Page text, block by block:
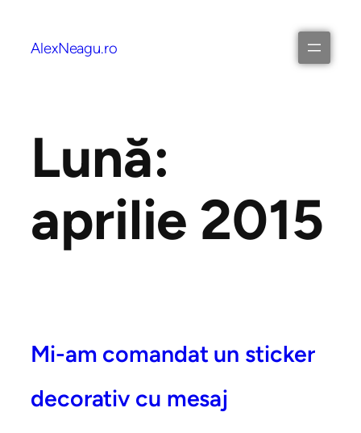
AlexNeagu.ro
Lună:
aprilie 2015
Mi-am comandat un sticker
decorativ cu mesaj